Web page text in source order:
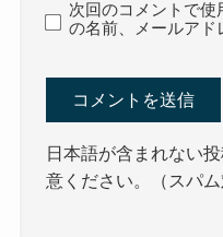
次回のコメントで使
の名前、メールアド
日本語が含まれない
意ください。（スパム